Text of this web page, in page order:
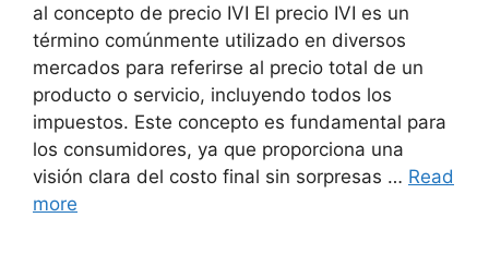
al concepto de precio IVI El precio IVI es un
término comúnmente utilizado en diversos
mercados para referirse al precio total de un
producto o servicio, incluyendo todos los
impuestos. Este concepto es fundamental para
los consumidores, ya que proporciona una
visión clara del costo final sin sorpresas … Read
more